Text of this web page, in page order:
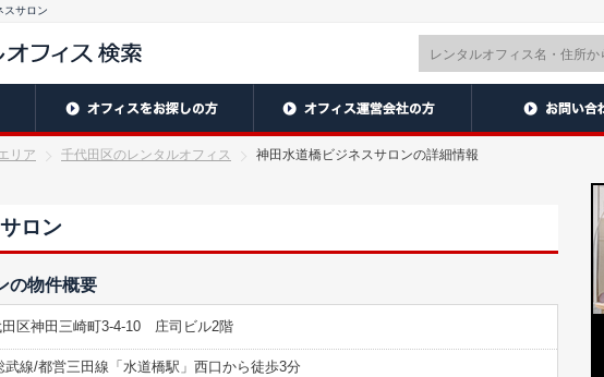
スサロン
リア 千代田区のレンタルオフィス 神田水道橋ビジネスサロンの詳細情報
ロン
の物件概要
田区神田三崎町3-4-10 庄司ビル2階
武線/都営三田線「水道橋駅」西口から徒歩3分